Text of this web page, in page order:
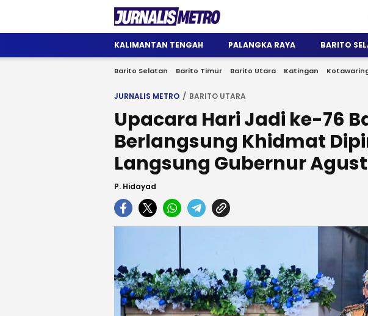
Jurnalis Metro
Satu Wadah Informasi
KALIMANTAN TENGAH PALANGKA RAYA BARITO
Barito Selatan Barito Timur Barito Utara Katingan
JURNALIS METRO BARITO UTARA
Upacara Hari Jadi ke-76
Berlangsung Khidmat
Langsung Gubernur
P. Hidayad